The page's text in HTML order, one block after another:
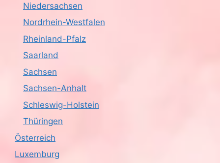
Niedersachsen
Nordrhein-Westfalen
Rheinland-Pfalz
Saarland
Sachsen
Sachsen-Anhalt
Schleswig-Holstein
Thüringen
Österreich
Luxemburg